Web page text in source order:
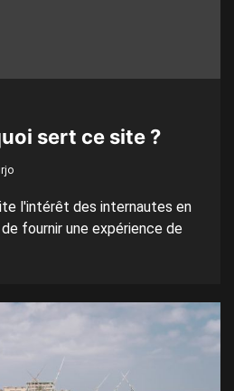
sert ce site ?
l'intérêt des internautes en
fournir une expérience de